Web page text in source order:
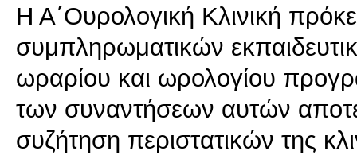
Η Α΄Ουρολογική Κλινική
συμπληρωματικών
ωραρίου και ωρολογίου
των συναντήσεων αυτών
συζήτηση περιστατικών της